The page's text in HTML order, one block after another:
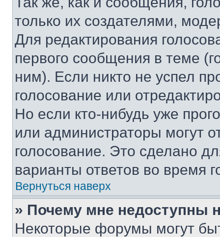
только их создателями,
Для редактирования
первого сообщения в теме
ним). Если никто не успел
голосование или
Но если кто-нибудь уже
или администраторы могут
голосование. Это сделано
варианты ответов во время
Вернуться наверх
» Почему мне недоступны
Некоторые форумы могут